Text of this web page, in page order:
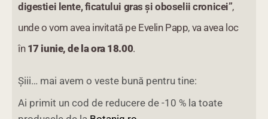
digestiei lente, ficatului gras și oboselii cronicei”,
unde o vom avea invitată pe Evelin Papp, va avea loc
în 17 iunie, de la ora 18.00.
Șiii… mai avem o veste bună pentru tine:
Ai primit un cod de reducere de -10 % la toate